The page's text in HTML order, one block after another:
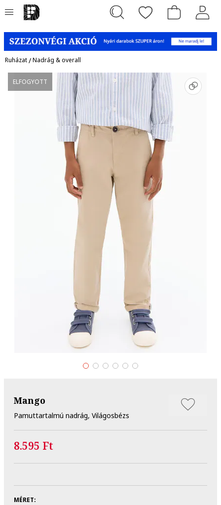
Ruházat/Nadrág & overall
ELFOGYOTT
Mango
Pamuttartalmú nadrág, Világosbézs
8.595 Ft
MÉRET: